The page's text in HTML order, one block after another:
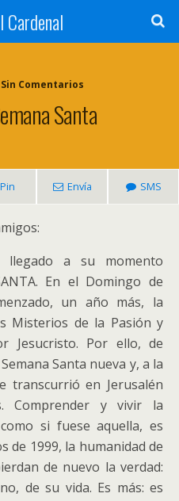
Cardenal
Sin Comentarios
Santa
Pin Envía SMS
llegado a su momento
En el Domingo de
un año más, la
Misterios de la Pasión y
Jesucristo. Por ello, de
Santa nueva y, a la
transcurrió en Jerusalén
Comprender y vivir la
si fuese aquella, es
de 1999, la humanidad de
de nuevo la verdad:
de su vida. Es más: es